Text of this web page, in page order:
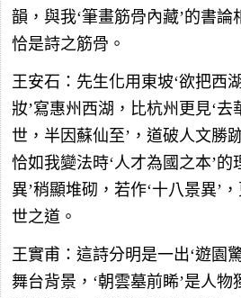
韻，與我‘筆畫筋骨內藏’的書
恰是詩之筋骨。
王安石：先生化用東坡‘欲把西
妝’寫惠州西湖，比杭州更見‘去
世，半因蘇仙至’，道破人文勝
恰如我變法時‘人才為國之本’的
異’稍顯堆砌，若作‘十八景異’
世之道。
王實甫：這詩分明是一出‘遊園
舞台背景，‘朝雲墓前睎’是人物